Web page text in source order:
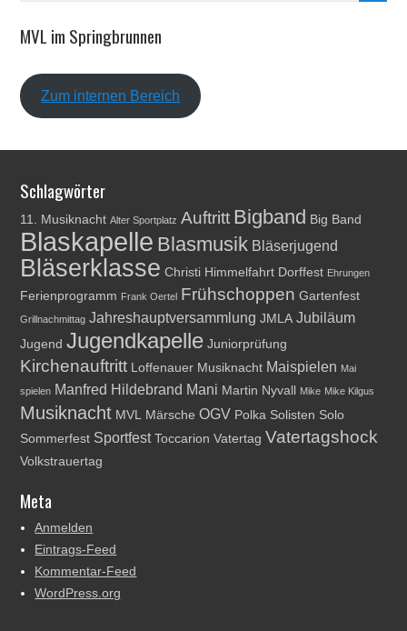
MVL im Springbrunnen
Zum internen Bereich
Schlagwörter
11. Musiknacht Alter Sportplatz Auftritt Bigband Big Band
Blaskapelle Blasmusik Bläserjugend
Bläserklasse Christi Himmelfahrt Dorffest Ehrungen
Ferienprogramm Frank Oertel Frühschoppen Gartenfest
Grillnachmittag Jahreshauptversammlung JMLA Jubiläum
Jugend Jugendkapelle Juniorprüfung
Kirchenauftritt Loffenauer Musiknacht Maispielen Mai
spielen Manfred Hildebrand Mani Martin Nyvall Mike Mike Kilgus
Musiknacht MVL Märsche OGV Polka Solisten Solo
Sommerfest Sportfest Toccarion Vatertag Vatertagshock
Volkstrauertag
Meta
Anmelden
Eintrags-Feed
Kommentar-Feed
WordPress.org